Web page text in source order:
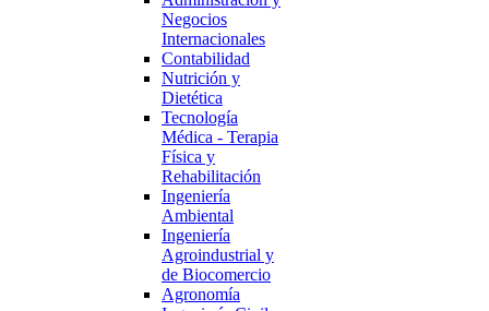
Negocios
Internacionales
Contabilidad
Nutrición y
Dietética
Tecnología
Médica - Terapia
Física y
Rehabilitación
Ingeniería
Ambiental
Ingeniería
Agroindustrial y
de Biocomercio
Agronomía